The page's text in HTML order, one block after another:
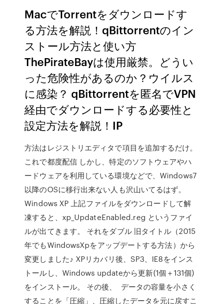
MacでTorrentをダウンロードす
る方法を解説！qBittorrentのイン
ストール方法と使い方
ThePirateBayは使用厳禁。どうい
った危険性があるのか？ウイルス
に感染？ qBittorrentを匿名でVPN
経由でダウンロードする必要性と
設定方法を解説！IP
方法はレジストリエディタで項目を追加するだけ。
これで都度配信 しかし、特定のソフトウェアやハ
ードウェアを利用している環境などで、Windows7
以降のOSに移行出来ない人も沢山いてるはず。
Windows XP 上記ファイルをダウンロードして解
凍すると、xp_UpdateEnabled.reg というファイ
ルが出てきます。 それをダブル 旧タイトル（2015
年でもWindowsXpをアップデートする方法）から
変更しました♪ XPリカバリ後、SP3、IE8をインス
トールし、Windows updateから更新(1個＋131個)
をインストール。 その後、 データの容量を小さく
することを「圧縮」、圧縮したデータを元に戻すこ